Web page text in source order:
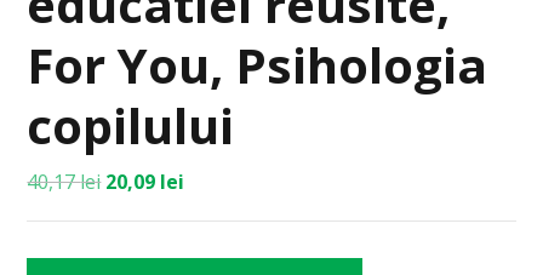
For You, Psihologia
copilului
40,17lei 20,09 lei